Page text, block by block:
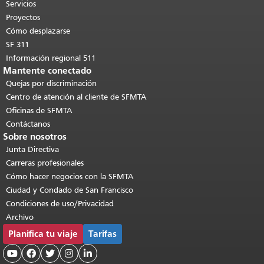
páginas.Volver al principio del
contenido principal
Servicios
Proyectos
Cómo desplazarse
SF 311
Información regional 511
Mantente conectado
Quejas por discriminación
Centro de atención al cliente de SFMTA
Oficinas de SFMTA
Contáctanos
Sobre nosotros
Junta Directiva
Carreras profesionales
Cómo hacer negocios con la SFMTA
Ciudad y Condado de San Francisco
Condiciones de uso/Privacidad
Archivo
Planifica tu viaje Tarifas
    